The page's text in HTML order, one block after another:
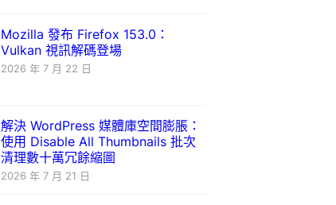
Mozilla 發布 Firefox 153.0：
Vulkan 視訊解碼登場
2026 年 7 月 22 日
解決 WordPress 媒體庫空間膨脹：
使用 Disable All Thumbnails 批次
清理數十萬冗餘縮圖
2026 年 7 月 21 日